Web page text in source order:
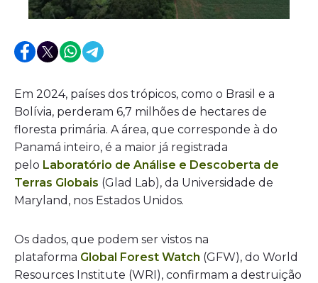
Em 2024, países dos trópicos, como o Brasil e a
Bolívia, perderam 6,7 milhões de hectares de
floresta primária. A área, que corresponde à do
Panamá inteiro, é a maior já registrada
pelo Laboratório de Análise e Descoberta de
Terras Globais (Glad Lab), da Universidade de
Maryland, nos Estados Unidos.
Os dados, que podem ser vistos na
plataforma Global Forest Watch (GFW), do World
Resources Institute (WRI), confirmam a destruição